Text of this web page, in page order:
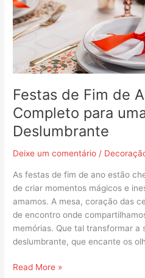
Festas de Fim de
Completo para
Deslumbrante
Deixe um comentário /
As festas de fim de ano estão
de criar momentos mágicos e
amamos. A mesa, coração das
de encontro onde
memórias. Que tal transformar a
deslumbrante, que encante os
Guia
Completo
para
Mesa
Deslumbrante
Read More »